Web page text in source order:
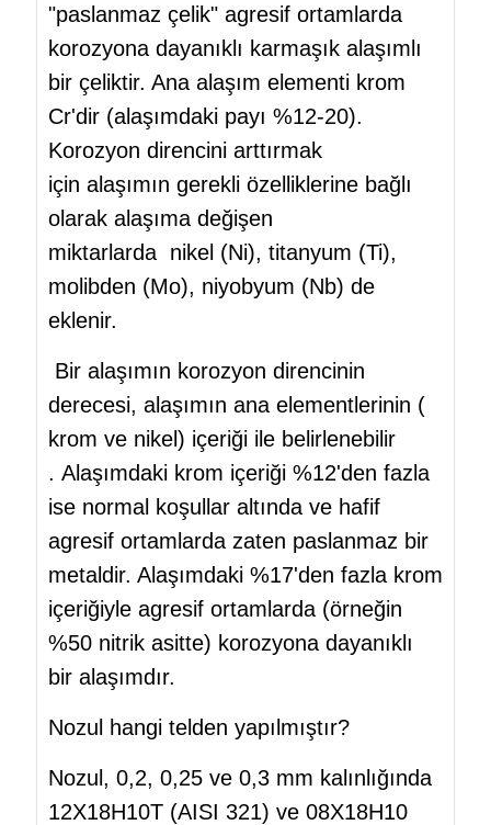
"paslanmaz çelik" agresif ortamlarda
korozyona dayanıklı karmaşık alaşımlı
bir çeliktir. Ana alaşım elementi krom
Cr'dir (alaşımdaki payı %12-20).
Korozyon direncini arttırmak
için alaşımın gerekli özelliklerine bağlı
olarak alaşıma değişen
miktarlarda nikel (Ni), titanyum (Ti),
molibden (Mo), niyobyum (Nb) de
eklenir.
Bir alaşımın korozyon direncinin
derecesi, alaşımın ana elementlerinin (
krom ve nikel) içeriği ile belirlenebilir
. Alaşımdaki krom içeriği %12'den fazla
ise normal koşullar altında ve hafif
agresif ortamlarda zaten paslanmaz bir
metaldir. Alaşımdaki %17'den fazla krom
içeriğiyle agresif ortamlarda (örneğin
%50 nitrik asitte) korozyona dayanıklı
bir alaşımdır.
Nozul hangi telden yapılmıştır?
Nozul, 0,2, 0,25 ve 0,3 mm kalınlığında
12Х18Н10Т (AISI 321) ve 08Х18Н10